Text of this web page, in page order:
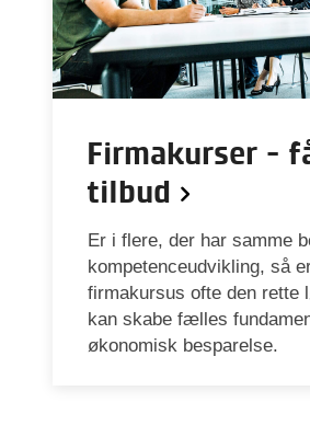
Firmakurser -
tilbud
Er i flere, der har samme
kompetenceudvikling, så
firmakursus ofte den rette
kan skabe fælles
økonomisk besparelse.